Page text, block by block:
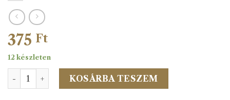
375 Ft
12 készleten
Gombostü gyöngyházfejü fehér 38*0,6mm 80db/doboz
KOSÁRBA TESZEM